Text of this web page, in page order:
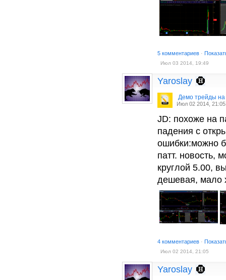
5 комментариев ·
Июл 03 2014, 19:49
Yaroslay
Демо трейды на
Июл 02 2014, 21:05
JD: похоже на
падения с
ошибки:можно
патт. новость,
круглой 5.00,
дешевая, мало
4 комментариев ·
Июл 02 2014, 21:05
Yaroslay